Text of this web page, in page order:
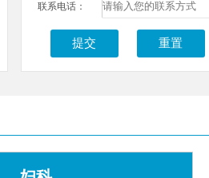
联系电话：